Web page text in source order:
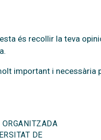
és recollir la teva
important i
DE